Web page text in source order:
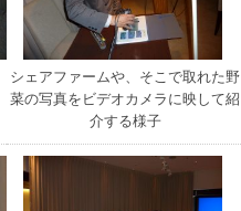
シェアファームや、そこで取れた野
菜の写真をビデオカメラに映して紹
介する様子